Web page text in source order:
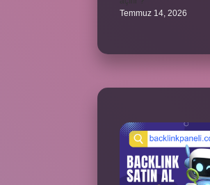
Temmuz 14, 2026